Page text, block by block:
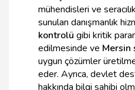
mühendisleri ve
sunulan danışmanlık
kontrolü gibi kritik
edilmesinde ve Mersin
uygun çözümler
eder. Ayrıca, devlet
hakkında bilgi sahibi